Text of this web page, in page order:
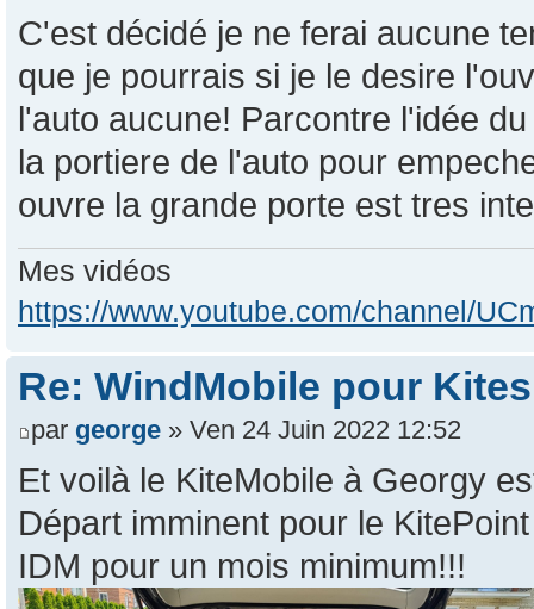
C'est décidé je ne ferai aucune
que je pourrais si je le desire
l'auto aucune! Parcontre l'idée
la portiere de l'auto pour
ouvre la grande porte est tres
Mes vidéos
https://www.youtube.com/channel/
Re: WindMobile pour
par george » Ven 24 Juin 2022 12:52
Et voilà le KiteMobile à Georgy
Départ imminent pour le
IDM pour un mois minimum!!!